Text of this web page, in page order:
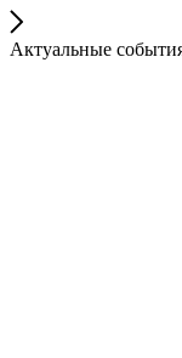
Актуальные